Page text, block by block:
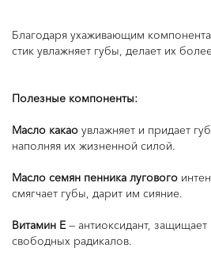
Благодаря ухаживающим
стик увлажняет губы, делает их
Полезные компоненты:
Масло какао увлажняет и придает
наполняя их жизненной силой.
Масло семян пенника лугового
смягчает губы, дарит им сияние.
Витамин Е— антиоксидант,
свободных радикалов.